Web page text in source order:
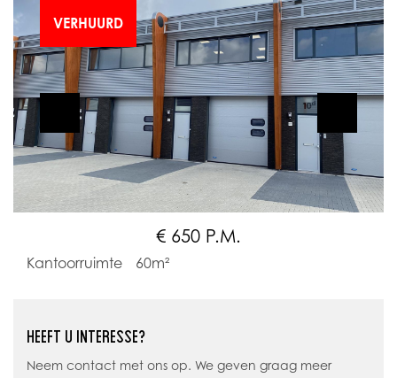
VERHUURD
€ 650 P.M.
Kantoorruimte 60m²
HEEFT U INTERESSE?
Neem contact met ons op. We geven graag meer